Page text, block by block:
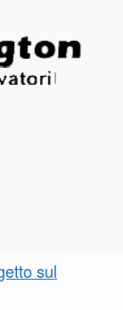
sul